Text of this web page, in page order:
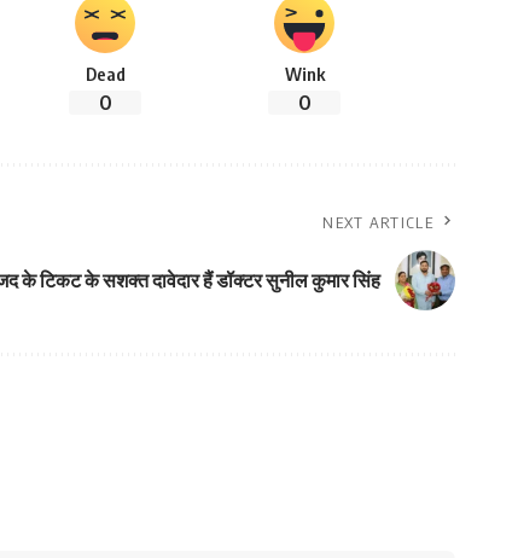
Dead
0
Wink
0
NEXT ARTICLE
के टिकट के सशक्त दावेदार हैं डॉक्टर सुनील कुमार सिंह